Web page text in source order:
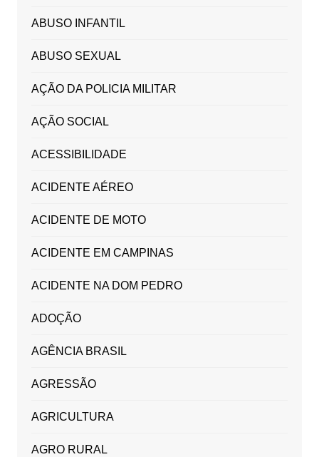
ABUSO INFANTIL
ABUSO SEXUAL
AÇÃO DA POLICIA MILITAR
AÇÃO SOCIAL
ACESSIBILIDADE
ACIDENTE AÉREO
ACIDENTE DE MOTO
ACIDENTE EM CAMPINAS
ACIDENTE NA DOM PEDRO
ADOÇÃO
AGÊNCIA BRASIL
AGRESSÃO
AGRICULTURA
AGRO RURAL